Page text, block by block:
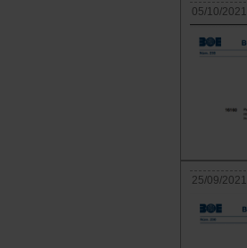
05/10/2021
25/09/2021